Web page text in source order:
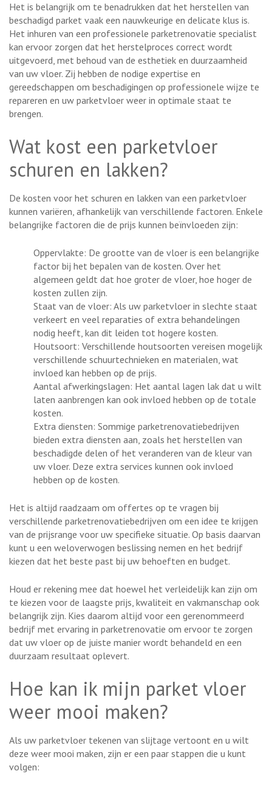
Het is belangrijk om te benadrukken dat het herstellen van
beschadigd parket vaak een nauwkeurige en delicate klus is.
Het inhuren van een professionele parketrenovatie specialist
kan ervoor zorgen dat het herstelproces correct wordt
uitgevoerd, met behoud van de esthetiek en duurzaamheid
van uw vloer. Zij hebben de nodige expertise en
gereedschappen om beschadigingen op professionele wijze te
repareren en uw parketvloer weer in optimale staat te
brengen.
Wat kost een parketvloer
schuren en lakken?
De kosten voor het schuren en lakken van een parketvloer
kunnen variëren, afhankelijk van verschillende factoren. Enkele
belangrijke factoren die de prijs kunnen beïnvloeden zijn:
Oppervlakte: De grootte van de vloer is een belangrijke
factor bij het bepalen van de kosten. Over het
algemeen geldt dat hoe groter de vloer, hoe hoger de
kosten zullen zijn.
Staat van de vloer: Als uw parketvloer in slechte staat
verkeert en veel reparaties of extra behandelingen
nodig heeft, kan dit leiden tot hogere kosten.
Houtsoort: Verschillende houtsoorten vereisen mogelijk
verschillende schuurtechnieken en materialen, wat
invloed kan hebben op de prijs.
Aantal afwerkingslagen: Het aantal lagen lak dat u wilt
laten aanbrengen kan ook invloed hebben op de totale
kosten.
Extra diensten: Sommige parketrenovatiebedrijven
bieden extra diensten aan, zoals het herstellen van
beschadigde delen of het veranderen van de kleur van
uw vloer. Deze extra services kunnen ook invloed
hebben op de kosten.
Het is altijd raadzaam om offertes op te vragen bij
verschillende parketrenovatiebedrijven om een idee te krijgen
van de prijsrange voor uw specifieke situatie. Op basis daarvan
kunt u een weloverwogen beslissing nemen en het bedrijf
kiezen dat het beste past bij uw behoeften en budget.
Houd er rekening mee dat hoewel het verleidelijk kan zijn om
te kiezen voor de laagste prijs, kwaliteit en vakmanschap ook
belangrijk zijn. Kies daarom altijd voor een gerenommeerd
bedrijf met ervaring in parketrenovatie om ervoor te zorgen
dat uw vloer op de juiste manier wordt behandeld en een
duurzaam resultaat oplevert.
Hoe kan ik mijn parket vloer
weer mooi maken?
Als uw parketvloer tekenen van slijtage vertoont en u wilt
deze weer mooi maken, zijn er een paar stappen die u kunt
volgen: